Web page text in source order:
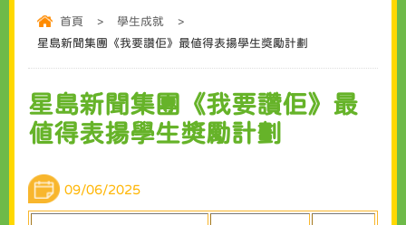
首頁 > 學生成就
>
星島新聞集團《我要讚佢》最值得表揚學生獎勵計劃
星島新聞集團《我要讚佢》最
值得表揚學生獎勵計劃
09/06/2025